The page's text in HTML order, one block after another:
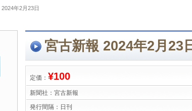
年2月23日
宮古新報 2024年2月23
定価： ¥100
新聞社： 宮古新報
発行間隔： 日刊